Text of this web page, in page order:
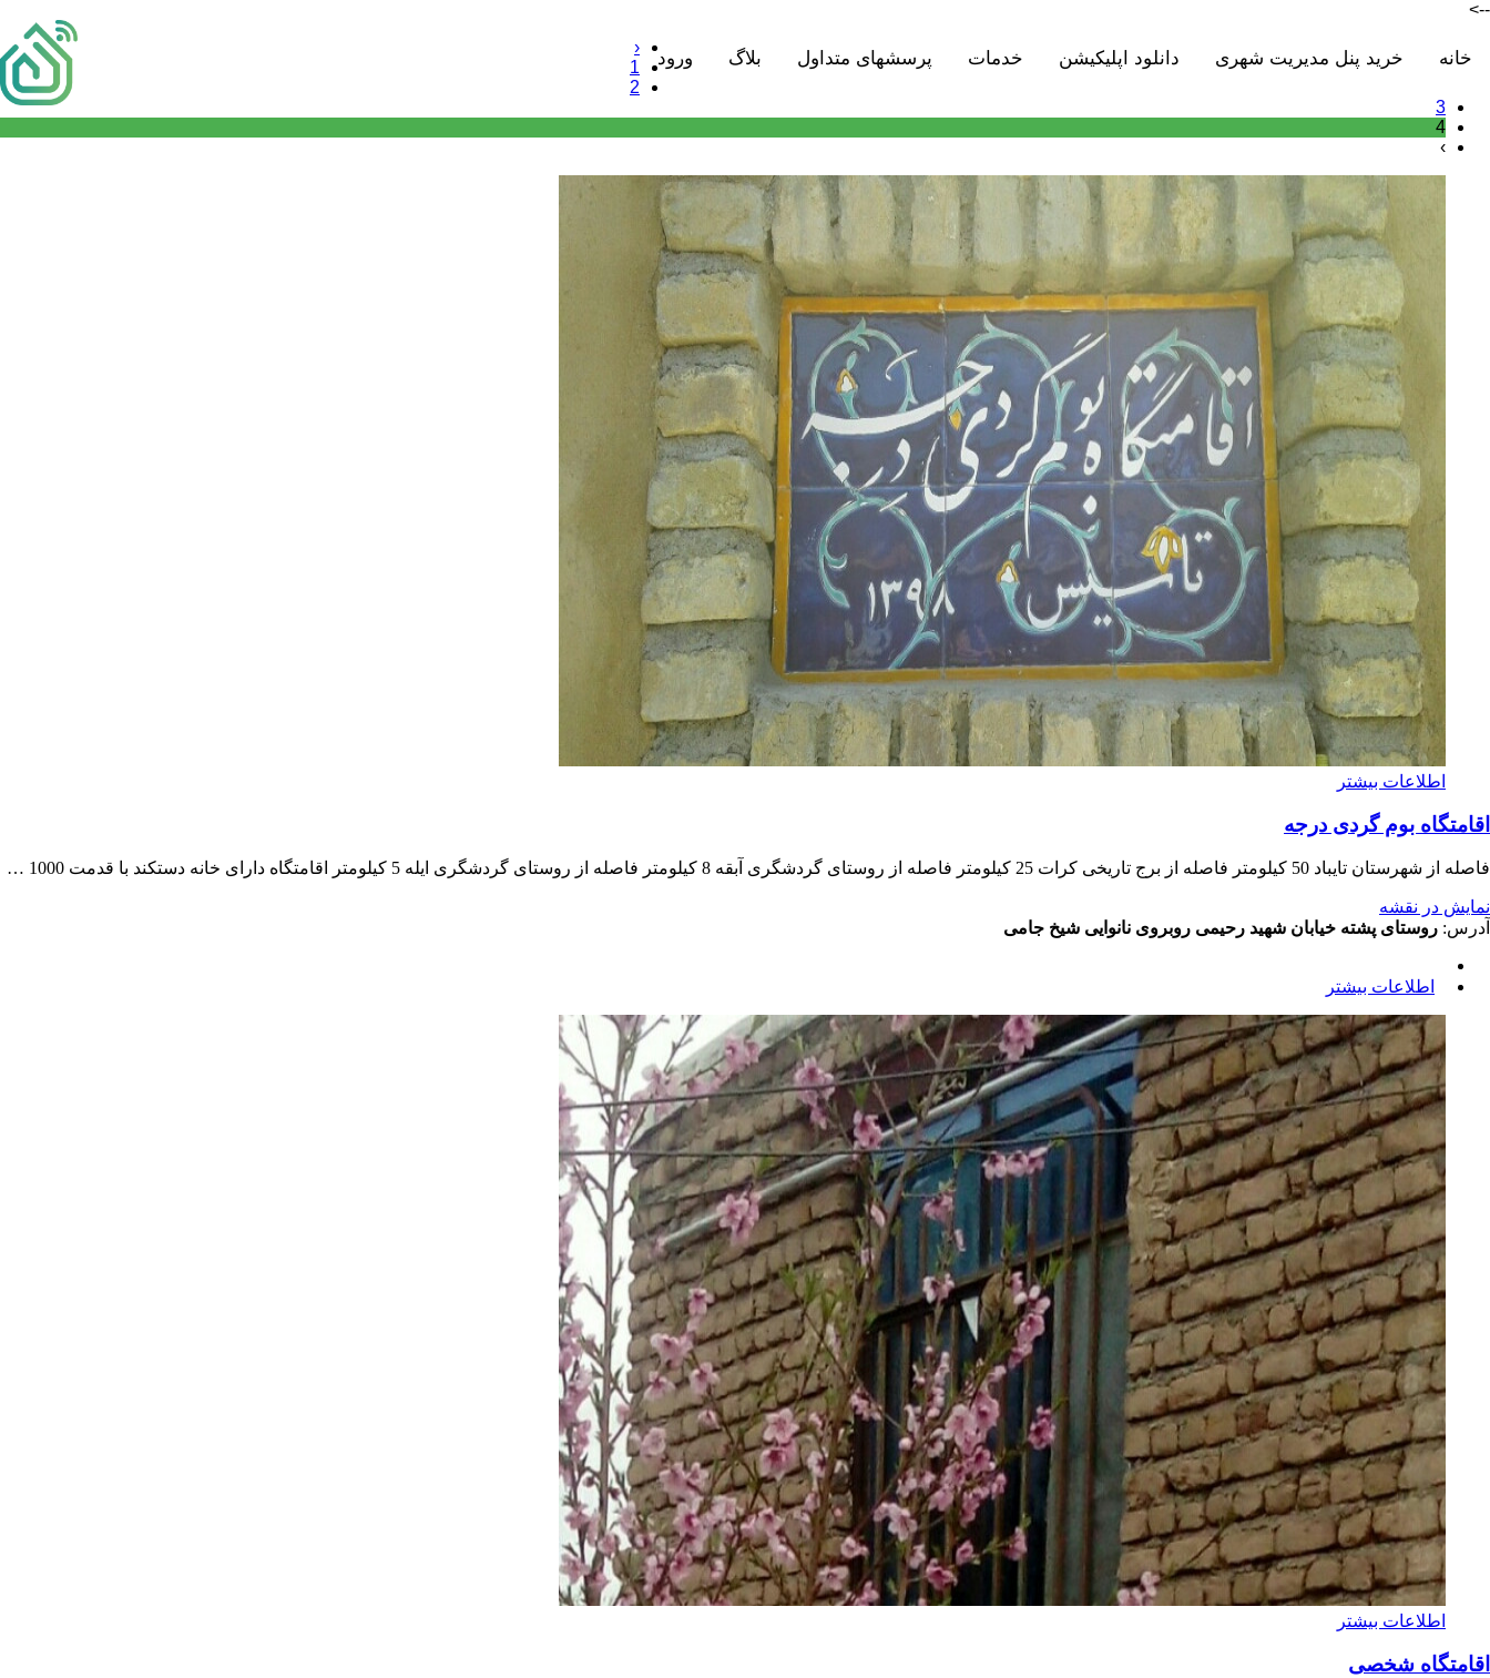
-->
ورود بلاگ پرسشهای متداول خدمات دانلود اپلیکیشن خرید پنل مدیریت شهری خانه
‹
1
2
3
4
›
اطلاعات بیشتر
اقامتگاه بوم گردی درجه
فاصله از شهرستان تایباد 50 کیلومتر فاصله از برج تاریخی کرات 25 کیلومتر فاصله از روستای گردشگری آبقه 8 کیلومتر فاصله از روستای گردشگری ایله 5 کیلومتر اقامتگاه دارای خانه دستکند با قدمت 1000 ساله میباشد که به موزه مردم شناسی روستایی تبدیل شده اقامتگاه دارای نمایشگاه صنایع دستی میباشد
نمایش در نقشه
آدرس: روستای پشته خیابان شهید رحیمی روبروی نانوایی شیخ جامی
اطلاعات بیشتر
اطلاعات بیشتر
اقامتگاه شخصی